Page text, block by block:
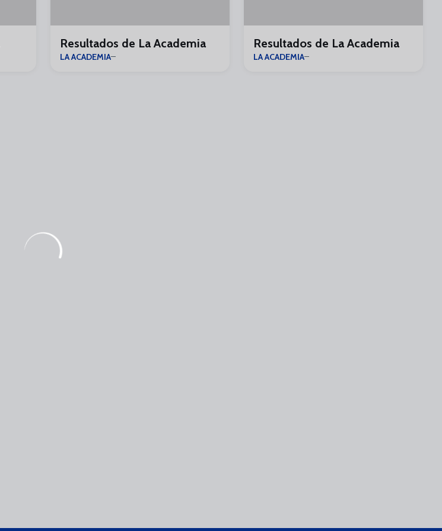
Resultados de La Academia
LA ACADEMIA
Resultados de La Academia
LA ACADEMIA